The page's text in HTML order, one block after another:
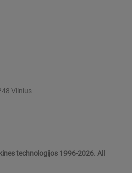
Vilnius
technologijos 1996-2026. All